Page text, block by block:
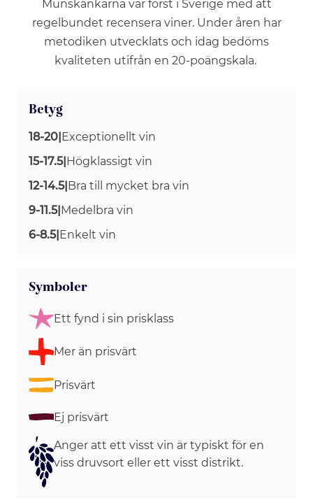
Munskänkarna var först i Sverige med att
regelbundet recensera viner. Under åren har
metodiken utvecklats och idag bedöms
kvaliteten utifrån en 20-poängskala.
Betyg
18-20 Exceptionellt vin
15-17.5| Högklassigt vin
12-14.5| Bra till mycket bra vin
9-11.5| Medelbra vin
6-8.5| Enkelt vin
Symboler
Ett fynd i sin prisklass
Mer än prisvärt
Prisvärt
Ej prisvärt
Anger att ett visst vin är typiskt för en
viss druvsort eller ett visst distrikt.